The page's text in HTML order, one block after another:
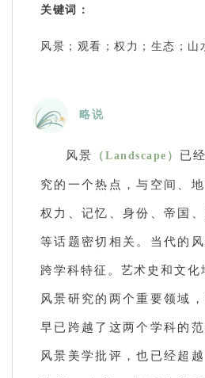
关键词：
风景；观看；权力；生态；山
略说
风景 （Landscape） 已
究的一个热点，与空间、
权力、记忆、身份、帝国
等话题密切相关。当代的
跨学科特征。艺术史和文
风景研究的两个重要领域
早已跨越了这两个学科的
风景美学批评，也已经超